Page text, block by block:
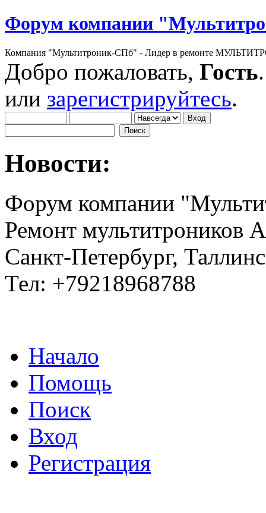
Форум компании
Компания "Мультитроник-СПб" - Лидер в ремонте
Добро пожаловать, Гость
или зарегистрируйтесь.
Новости:
Форум компании
Ремонт мультитроников
Санкт-Петербург,
Тел: +79218968788
Начало
Помощь
Поиск
Вход
Регистрация